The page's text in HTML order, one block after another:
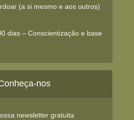
(a si mesmo e aos outros)
dias – Conscientização e base
nos
newsletter gratuita